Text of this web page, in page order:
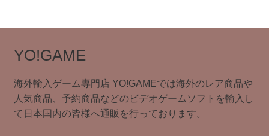
品
商
YO!GAME
海外輸入ゲーム専門店 YO!GAMEでは海外のレア商品や
人気商品、予約商品などのビデオゲームソフトを輸入し
て日本国内の皆様へ通販を行っております。